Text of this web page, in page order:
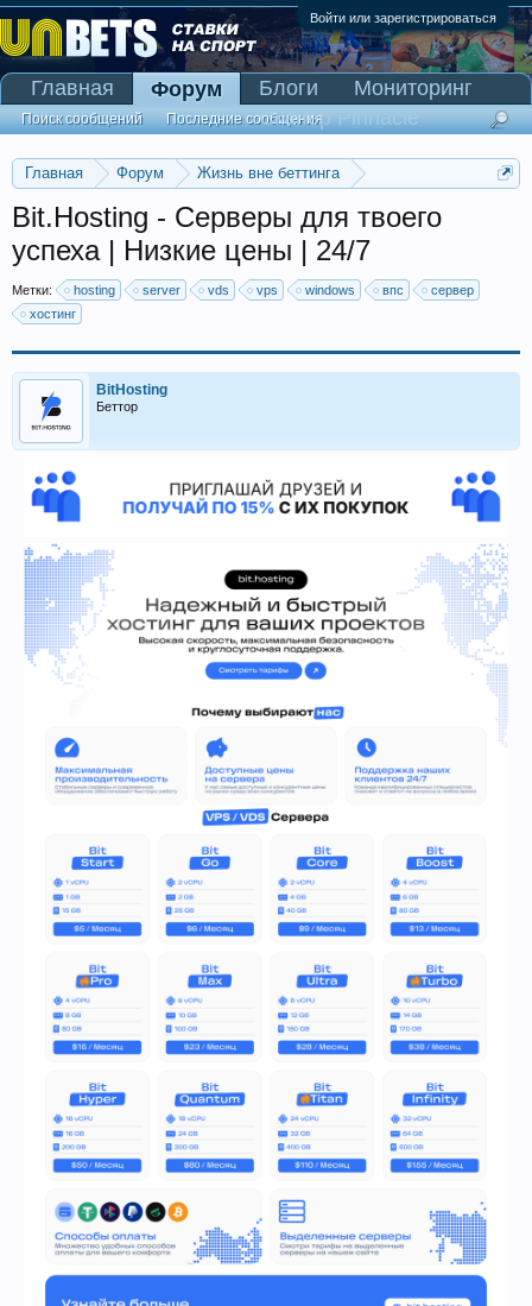
Войти или зарегистрироваться
Главная Форум
Жизнь вне беттинга
Bit.Hosting - Cерверы для твоего
успеха | Низкие цены | 24/7
Метки: hosting server vds vps windows впс
сервер
хостинг
BitHosting
Беттор
Главная Форум
Поиск сообщений Последние сообщения
Блоги
Мониторинг
Сканер Pinnacle